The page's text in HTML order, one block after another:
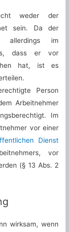
weder der
sein. Da der
allerdings im
dass er vor
hat, ist es
Person
Arbeitnehmer
Im
vor einer
Dienst
vor
(§ 13 Abs. 2
wirksam, wenn